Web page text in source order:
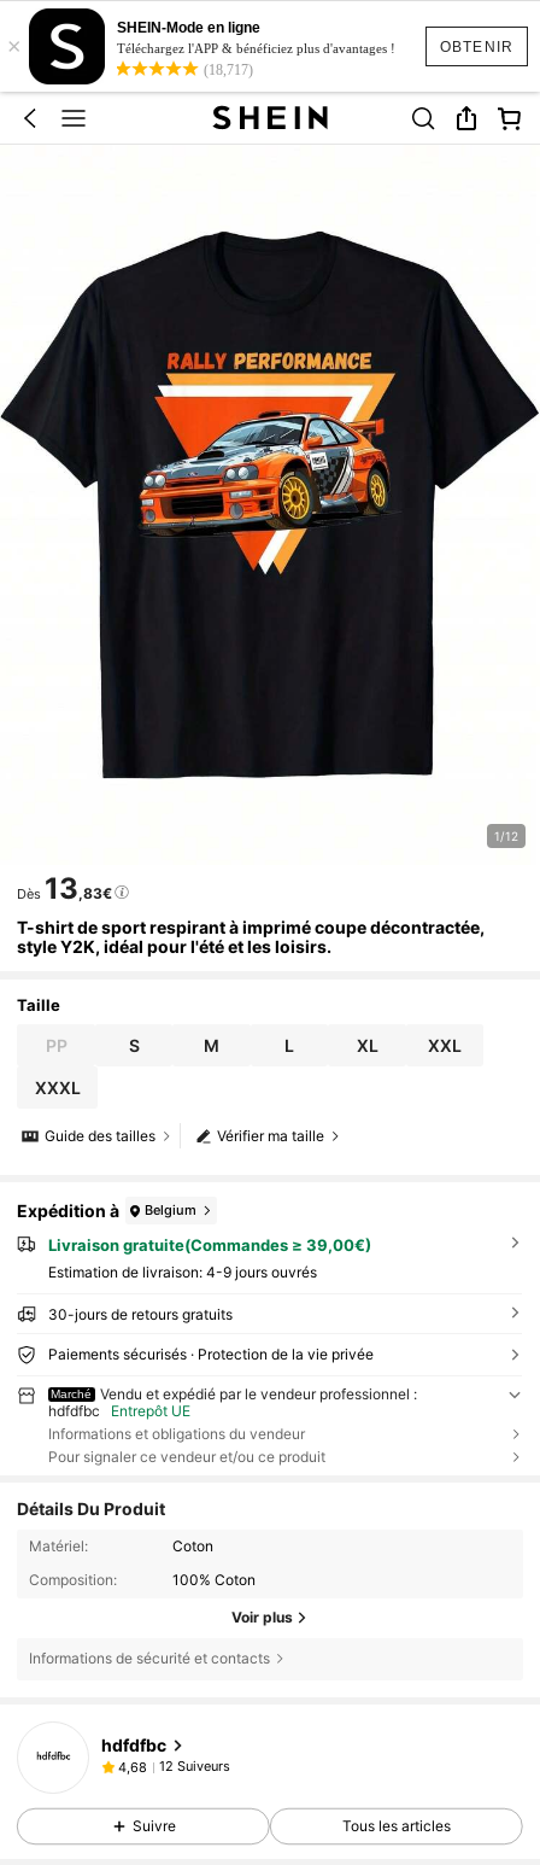
OBTENIR
×
SHEIN-Mode en ligne
Téléchargez l'APP & bénéficiez plus d'avantages !
(18,717)
1/12
Dès 13,83€
T-shirt de sport respirant à imprimé coupe décontractée,
style Y2K, idéal pour l'été et les loisirs.
Taille
PP S M L XL XXL
XXXL
Vérifier ma taille
Guide des tailles
Expédition à Belgium
Livraison gratuite(Commandes ≥ 39,00€)
Estimation de livraison: 4-9 jours ouvrés
30-jours de retours gratuits
Paiements sécurisés · Protection de la vie privée
Marché
Vendu et expédié par le vendeur professionnel :
hdfdfbc
Entrepôt UE
Informations et obligations du vendeur
Pour signaler ce vendeur et/ou ce produit
Détails Du Produit
Matériel:
Coton
Composition:
100% Coton
Voir plus
Informations de sécurité et contacts
hdfdfbc
4,68 12 Suiveurs
Suivre Tous les articles